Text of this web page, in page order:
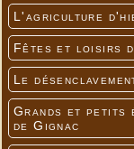
L'agriculture
Fêtes et loisirs
Le
Grands et petits
de Gignac